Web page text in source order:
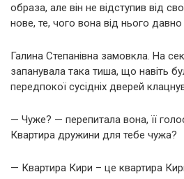
образа, але він не відступив від
нове, те, чого вона від нього давно
Галина Степанівна замовкла. На
запанувала така тиша, що навіть
передпокої сусідніх дверей
— Чуже? — перепитала вона, її
Квартира дружини для тебе чужа?
— Квартира Кири – це квартира